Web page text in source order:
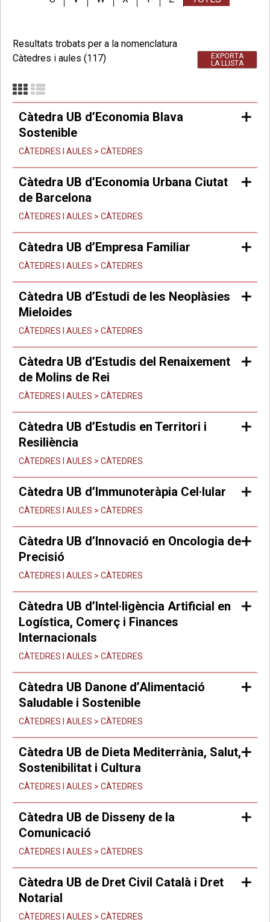
Resultats trobats per a la nomenclatura
Càtedres i aules (117)
EXPORTA
LA LLISTA
Càtedra UB d’Economia Blava
Sostenible
CÀTEDRES I AULES > CÀTEDRES
Càtedra UB d’Economia Urbana Ciutat
de Barcelona
CÀTEDRES I AULES > CÀTEDRES
Càtedra UB d’Empresa Familiar
CÀTEDRES I AULES > CÀTEDRES
Càtedra UB d’Estudi de les Neoplàsies
Mieloides
CÀTEDRES I AULES > CÀTEDRES
Càtedra UB d’Estudis del Renaixement
de Molins de Rei
CÀTEDRES I AULES > CÀTEDRES
Càtedra UB d’Estudis en Territori i
Resiliència
CÀTEDRES I AULES > CÀTEDRES
Càtedra UB d’Immunoteràpia Cel·lular
CÀTEDRES I AULES > CÀTEDRES
Càtedra UB d’Innovació en Oncologia de
Precisió
CÀTEDRES I AULES > CÀTEDRES
Càtedra UB d’Intel·ligència Artificial en
Logística, Comerç i Finances
Internacionals
CÀTEDRES I AULES > CÀTEDRES
Càtedra UB Danone d’Alimentació
Saludable i Sostenible
CÀTEDRES I AULES > CÀTEDRES
Càtedra UB de Dieta Mediterrània, Salut,
Sostenibilitat i Cultura
CÀTEDRES I AULES > CÀTEDRES
Càtedra UB de Disseny de la
Comunicació
CÀTEDRES I AULES > CÀTEDRES
Càtedra UB de Dret Civil Català i Dret
Notarial
CÀTEDRES I AULES > CÀTEDRES